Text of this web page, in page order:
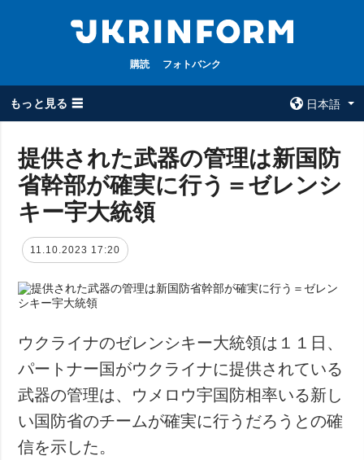
購読 フォトバンク
もっと見る ☰
日本語
全てのトピック
戦争
政治
経済・復興
防衛
社会・文化
スポーツ
犯罪
事故・緊急事態
ウクルインフォ
追加
提供された武器の管理は新国防
省幹部が確実に行う＝ゼレンシ
キー宇大統領
11.10.2023 17:20
ウクライナのゼレンシキー大統領は１１日、
パートナー国がウクライナに提供されている
武器の管理は、ウメロウ宇国防相率いる新し
い国防省のチームが確実に行うだろうとの確
信を示した。